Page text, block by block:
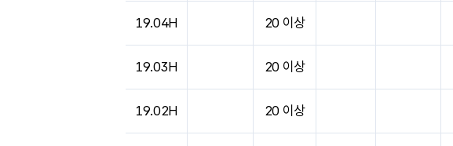
19.04H 20 이상
19.03H 20 이상
19.02H 20 이상